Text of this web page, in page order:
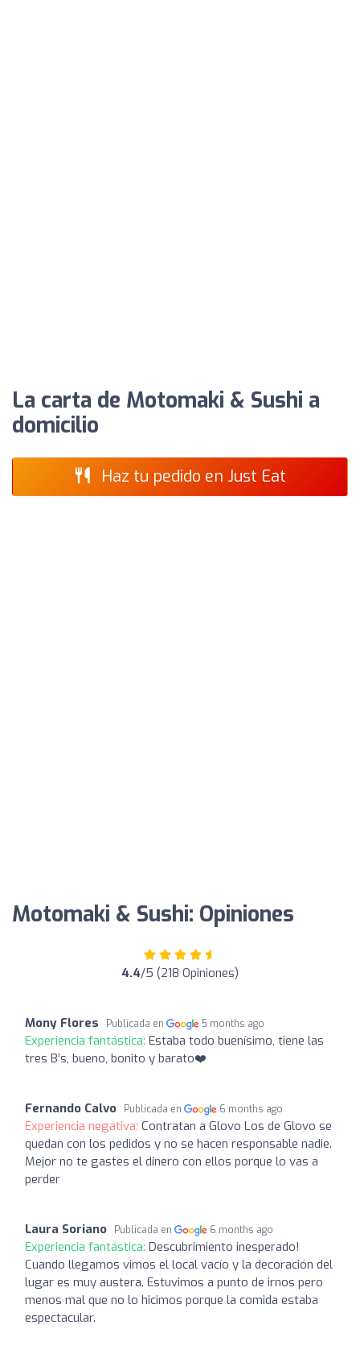
La carta de Motomaki & Sushi a
domicilio
Haz tu pedido en Just Eat
Motomaki & Sushi: Opiniones
4.4/5 (218 Opiniones)
Mony Flores Publicada en 5 months ago
Experiencia fantástica: Estaba todo buenísimo, tiene las
tres B’s, bueno, bonito y barato❤️
Fernando Calvo Publicada en 6 months ago
Experiencia negativa: Contratan a Glovo Los de Glovo se
quedan con los pedidos y no se hacen responsable nadie.
Mejor no te gastes el dinero con ellos porque lo vas a
perder
Laura Soriano Publicada en 6 months ago
Experiencia fantástica: Descubrimiento inesperado!
Cuando llegamos vimos el local vacío y la decoración del
lugar es muy austera. Estuvimos a punto de irnos pero
menos mal que no lo hicimos porque la comida estaba
espectacular.